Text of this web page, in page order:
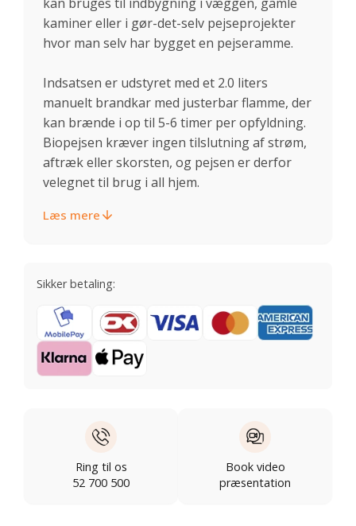
kaminer eller i gør-det-selv pejseprojekter
hvor man selv har bygget en pejseramme.
Indsatsen er udstyret med et 2.0 liters
manuelt brandkar med justerbar flamme, der
kan brænde i op til 5-6 timer per opfyldning.
Biopejsen kræver ingen tilslutning af strøm,
aftræk eller skorsten, og pejsen er derfor
velegnet til brug i all hjem.
Læs mere
Sikker betaling:
Ring til os
52 700 500
Book video
præsentation